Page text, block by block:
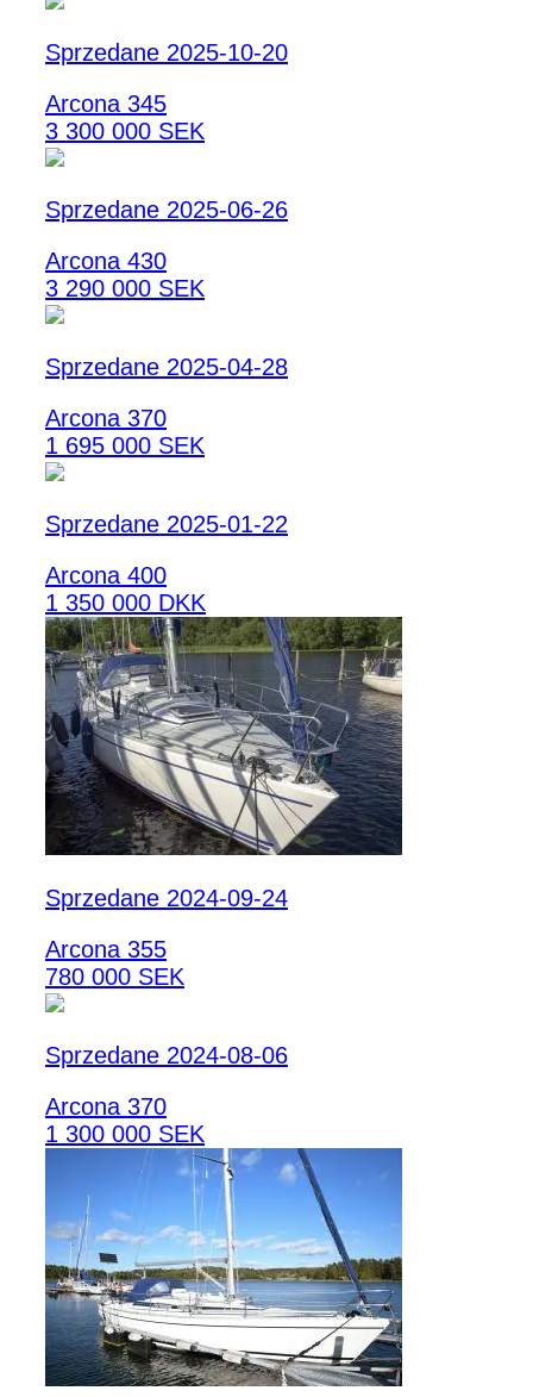
Sprzedane 2025-10-20
Arcona 345
3 300 000 SEK
Sprzedane 2025-06-26
Arcona 430
3 290 000 SEK
Sprzedane 2025-04-28
Arcona 370
1 695 000 SEK
Sprzedane 2025-01-22
Arcona 400
1 350 000 DKK
Sprzedane 2024-09-24
Arcona 355
780 000 SEK
Sprzedane 2024-08-06
Arcona 370
1 300 000 SEK